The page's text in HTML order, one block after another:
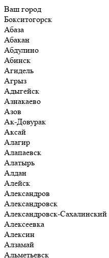
Ваш город
Бокситогорск
Абаза
Абакан
Абдулино
Абинск
Агидель
Агрыз
Адыгейск
Азнакаево
Азов
Ак-Довурак
Аксай
Алагир
Алапаевск
Алатырь
Алдан
Алейск
Александров
Александровск
Александровск-Сахалинский
Алексеевка
Алексин
Алзамай
Альметьевск